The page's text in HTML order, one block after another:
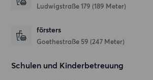
Ludwigstraße 179 (189 Meter)
försters
Goethestraße 59 (247 Meter)
Schulen und Kinderbetreuung